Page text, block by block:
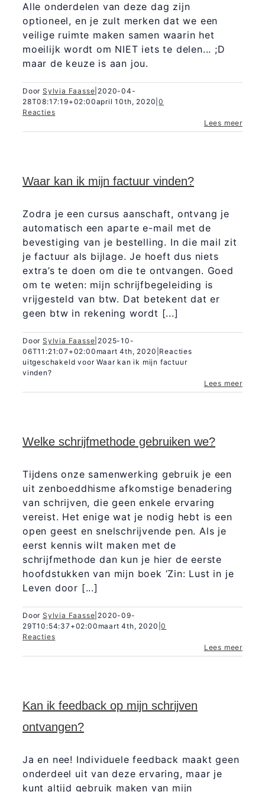
Alle onderdelen van deze dag zijn
optioneel, en je zult merken dat we een
veilige ruimte maken samen waarin het
moeilijk wordt om NIET iets te delen... ;D
maar de keuze is aan jou.
Door Sylvia Faasse 2020-04-
28T08:17:19+02:00april 10th, 2020 |0
Reacties
Lees meer
Waar kan ik mijn factuur vinden?
Zodra je een cursus aanschaft, ontvang je
automatisch een aparte e-mail met de
bevestiging van je bestelling. In die mail zit
je factuur als bijlage. Je hoeft dus niets
extra’s te doen om die te ontvangen. Goed
om te weten: mijn schrijfbegeleiding is
vrijgesteld van btw. Dat betekent dat er
geen btw in rekening wordt [...]
Door Sylvia Faasse 2025-10-
06T11:21:07+02:00 maart 4th, 2020 Reacties
uitgeschakeld voor Waar kan ik mijn factuur
vinden?
Lees meer
Welke schrijfmethode gebruiken we?
Tijdens onze samenwerking gebruik je een
uit zenboeddhisme afkomstige benadering
van schrijven, die geen enkele ervaring
vereist. Het enige wat je nodig hebt is een
open geest en snelschrijvende pen. Als je
eerst kennis wilt maken met de
schrijfmethode dan kun je hier de eerste
hoofdstukken van mijn boek ‘Zin: Lust in je
Leven door [...]
Door Sylvia Faasse 2020-09-
29T10:54:37+02:00 maart 4th, 2020 |0
Reacties
Lees meer
Kan ik feedback op mijn schrijven
ontvangen?
Ja en nee! Individuele feedback maakt geen
onderdeel uit van deze ervaring, maar je
kunt altijd gebruik maken van mijn